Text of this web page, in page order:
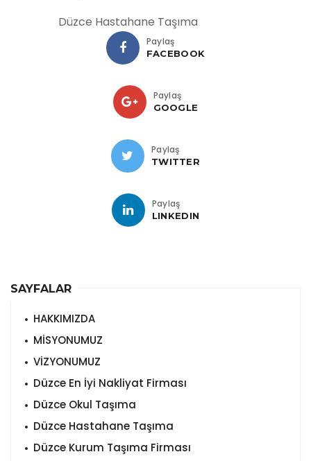
Düzce Hastahane Taşıma
Paylaş
FACEBOOK
Paylaş
GOOGLE
Paylaş
TWITTER
Paylaş
LINKEDIN
SAYFALAR
HAKKIMIZDA
MİSYONUMUZ
VİZYONUMUZ
Düzce En İyi Nakliyat Firması
Düzce Okul Taşıma
Düzce Hastahane Taşıma
Düzce Kurum Taşıma Firması